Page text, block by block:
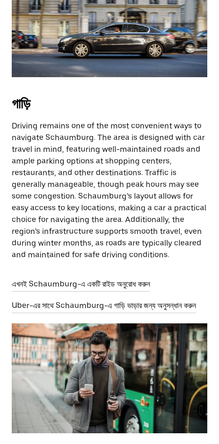
গাড়ি
Driving remains one of the most convenient ways to
navigate Schaumburg. The area is designed with car
travel in mind, featuring well-maintained roads and
ample parking options at shopping centers,
restaurants, and other destinations. Traffic is
generally manageable, though peak hours may see
some congestion. Schaumburg’s layout allows for
easy access to key locations, making a car a practical
choice for navigating the area. Additionally, the
region’s infrastructure supports smooth travel, even
during winter months, as roads are typically cleared
and maintained for safe driving conditions.
এখনই Schaumburg-এ একটি রাইড অনুরোধ করুন
Uber-এর সাথে Schaumburg-এ গাড়ি ভাড়ার জন্য অনুসন্ধান করুন